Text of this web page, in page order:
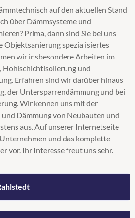
auf den aktuellen Stand
über Dämmsysteme und
Prima, dann sind Sie bei uns
Objektsanierung spezialisiertes
wir insbesondere Arbeiten im
Hohlschichtisolierung und
Erfahren sind wir darüber hinaus
der Untersparrendämmung und bei
Wir kennen uns mit der
Dämmung von Neubauten und
aus. Auf unserer Internetseite
und das komplette
vor. Ihr Interesse freut uns sehr.